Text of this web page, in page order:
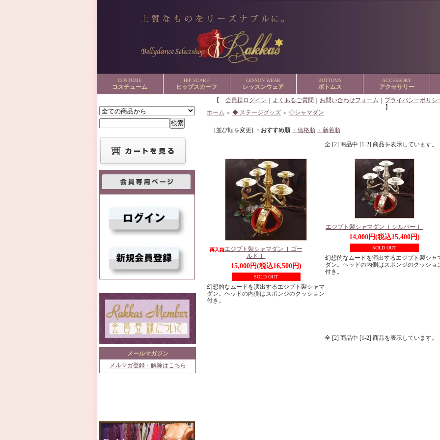
COSTUME
コスチューム
HIP SCARF
ヒップスカーフ
LESSON WEAR
レッスンウェア
BOTTOMS
ボトムス
ACCESSORY
アクセサリー
メールマガジン
メルマガ登録・解除はこちら
【 会員様ログイン よくあるご質問 お問い合わせフォーム
プライバシーポリシ
】
ホーム ＞ ◆ ステージグッズ ＞ ◇シャマダン
[並び順を変更] ・おすすめ順 ・価格順 ・新着順
全 [2] 商品中 [1-2] 商品を表示しています。
エジプト製シャマダン［ ゴー
ルド ］
15,000円(税込16,500円)
SOLD OUT
幻想的なムードを演出するエジプト製シャマ
ダン。ヘッドの内側はスポンジのクッション
付き。
エジプト製シャマダン［ シルバー ］
14,000円(税込15,400円)
SOLD OUT
幻想的なムードを演出するエジプト製シャ
ダン。ヘッドの内側はスポンジのクッショ
付き。
全 [2] 商品中 [1-2] 商品を表示しています。